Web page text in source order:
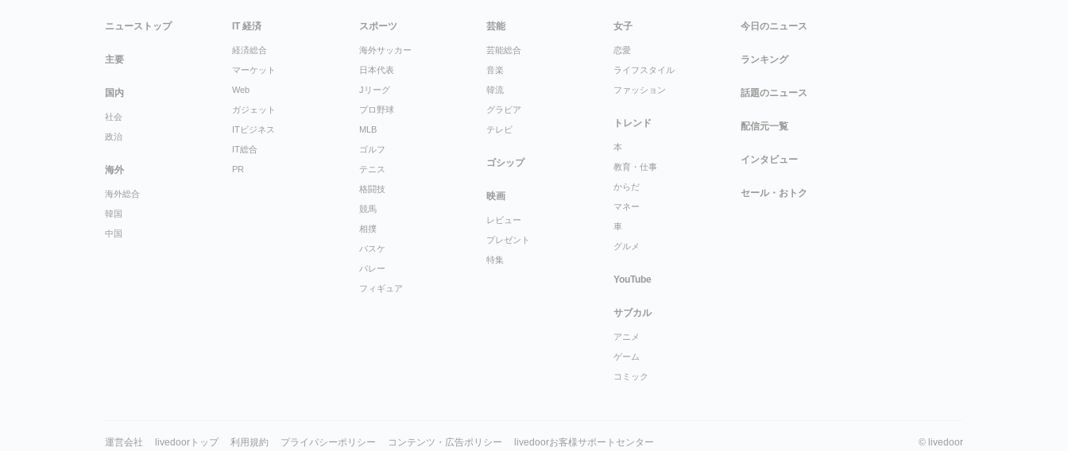
ニューストップ
主要
国内
社会
政治
海外
海外総合
韓国
中国
IT 経済
経済総合
マーケット
Web
ガジェット
ITビジネス
IT総合
PR
スポーツ
海外サッカー
日本代表
Jリーグ
プロ野球
MLB
ゴルフ
テニス
格闘技
競馬
相撲
バスケ
バレー
フィギュア
芸能
芸能総合
音楽
韓流
グラビア
テレビ
ゴシップ
映画
レビュー
プレゼント
特集
女子
恋愛
ライフスタイル
ファッション
トレンド
本
教育・仕事
からだ
マネー
車
グルメ
YouTube
サブカル
アニメ
ゲーム
コミック
今日のニュース
ランキング
話題のニュース
配信元一覧
インタビュー
セール・おトク
運営会社 livedoorトップ 利用規約 プライバシーポリシー コンテンツ・広告ポリシー livedoorお客様サポートセンター © livedoor